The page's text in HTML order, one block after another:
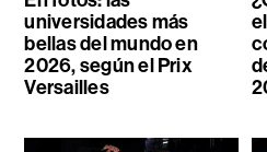
universidades más
bellas del mundo en
2026, según el Prix
Versailles